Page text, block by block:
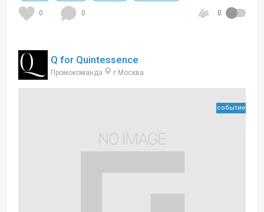
0 0 0
Q for Quintessence
Промокоманда г Москва
событие